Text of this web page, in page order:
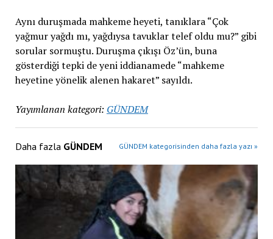
Aynı duruşmada mahkeme heyeti, tanıklara “Çok
yağmur yağdı mı, yağdıysa tavuklar telef oldu mu?” gibi
sorular sormuştu. Duruşma çıkışı Öz’ün, buna
gösterdiği tepki de yeni iddianamede “mahkeme
heyetine yönelik alenen hakaret” sayıldı.
Yayımlanan kategori: GÜNDEM
Daha fazla GÜNDEM GÜNDEM kategorisinden daha fazla yazı »